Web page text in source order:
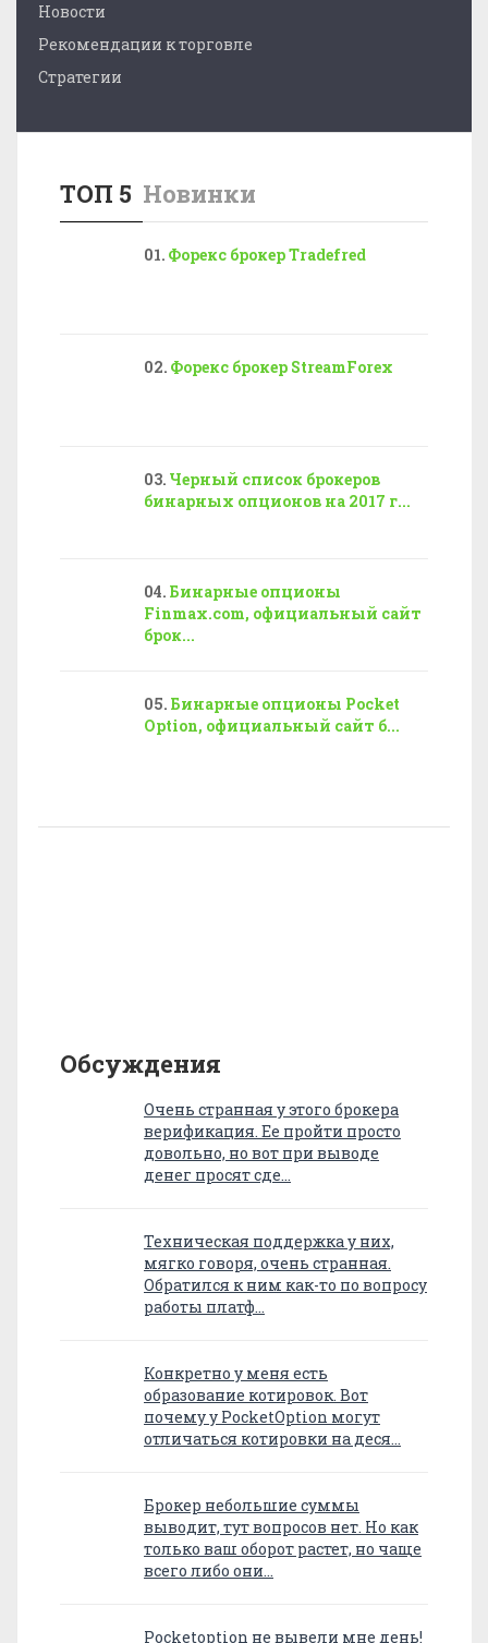
Новости
Рекомендации к торговле
Стратегии
ТОП 5 Новинки
Форекс брокер Tradefred
Форекс брокер StreamForex
Черный список брокеров
бинарных опционов на 2017 г...
Бинарные опционы
Finmax.com, официальный сайт
брок...
Бинарные опционы Pocket
Option, официальный сайт б...
Обсуждения
Очень странная у этого брокера
верификация. Ее пройти просто
довольно, но вот при выводе
денег просят сде…
Техническая поддержка у них,
мягко говоря, очень странная.
Обратился к ним как-то по вопросу
работы платф…
Конкретно у меня есть
образование котировок. Вот
почему у PocketOption могут
отличаться котировки на деся…
Брокер небольшие суммы
выводит, тут вопросов нет. Но как
только ваш оборот растет, но чаще
всего либо они…
Pocketoption не вывели мне день!